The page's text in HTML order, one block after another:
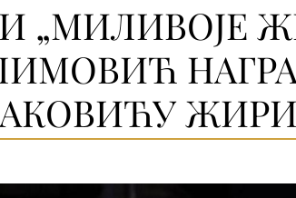
„МИЛИВОЈЕ